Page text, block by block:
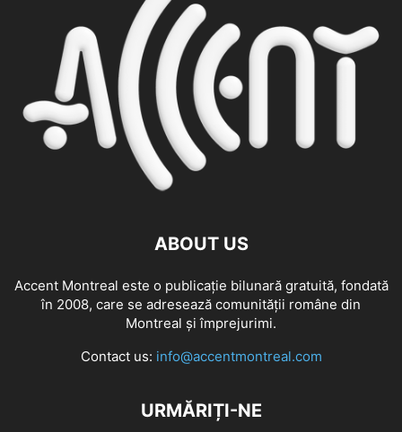
ABOUT US
Accent Montreal este o publicație bilunară gratuită, fondată
în 2008, care se adresează comunităţii române din
Montreal şi împrejurimi.
Contact us: info@accentmontreal.com
URMĂRIȚI-NE